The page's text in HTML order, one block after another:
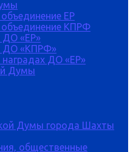
ЕР
объединение КПРФ
ДО «ЕР»
ДО «КПРФ»
ДО «ЕР»
Думы
Думы города Шахты
общественные